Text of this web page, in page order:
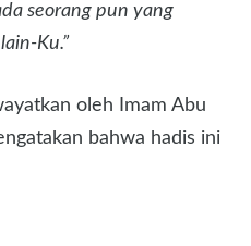
seorang pun yang
Ku.”
oleh Imam Abu
bahwa hadis ini